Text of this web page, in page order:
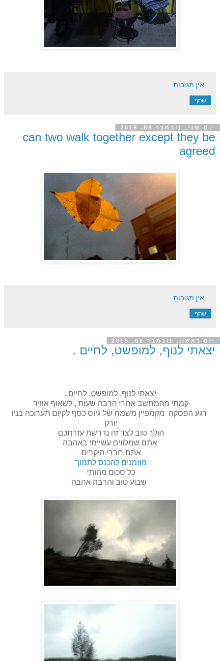
אין תגובות:
שתף
יום שני, נובמבר 09, 2015
can two walk together except they be
agreed
אין תגובות:
שתף
יום ראשון, נובמבר 08, 2015
יצאתי לנוף, למופשט, לחיים .
יצאתי לנוף, למופשט, לחיים .
קמתי מהמחשב אחרי הרבה שעות , לשאוף אוויר
רגע הפסקה מקמפיין משמח של גיוס כסף לקיום תערוכה בניו
יורק
הולך טוב לצד זה נדרשת עזרתכם
אתם שמלווים עשייתי באהבה
אתם חברי היקרים
מוזמנים להכנס לתמוך
כל סכום מהותי
שבוע טוב והרבה אהבה